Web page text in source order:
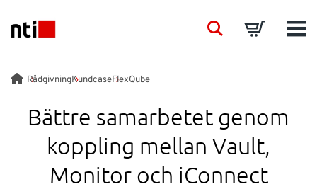
NTI logo
BRANSCHER
RÅDGIVNING
PRODUKTER
SearchBasket
RådgivningKundcaseFlexQube
Bättre samarbetet genom
koppling mellan Vault,
Monitor och iConnect